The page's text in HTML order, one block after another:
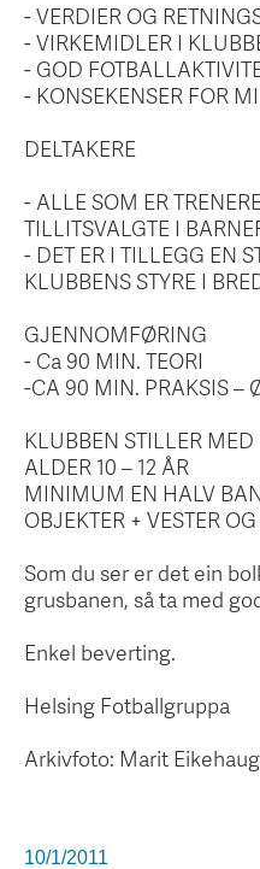
- VERDIER OG
- VIRKEMIDLER I
- GOD
- KONSEKENSER FOR
DELTAKERE
- ALLE SOM ER
TILLITSVALGTE I
- DET ER I TILLEGG EN
KLUBBENS STYRE I
GJENNOMFØRING
- Ca 90 MIN. TEORI
-CA 90 MIN. PRAKSIS –
KLUBBEN STILLER
ALDER 10 – 12 ÅR
MINIMUM EN HALV
OBJEKTER + VESTER
Som du ser er det ein
grusbanen, så ta med
Enkel beverting.
Helsing Fotballgruppa
Arkivfoto: Marit
10/1/2011